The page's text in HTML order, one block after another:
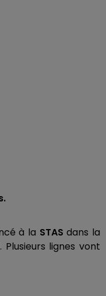
à la STAS dans la
lignes vont